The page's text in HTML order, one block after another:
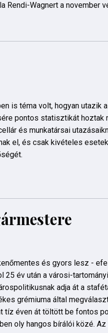
Rendi-Wagnert a november
is téma volt, hogyan utazik
pontos statisztikát hoztak
és munkatársai
el, és csak kivételes
és gyors lesz -
25 év után a városi-
adja át a
grémiuma által
tíz éven át töltött be fontos
oly hangos bírálói közé.